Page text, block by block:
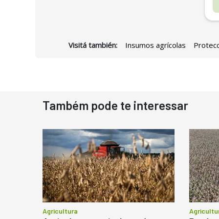
Visitá también: Insumos agrícolas
Também pode te interessar
Agricultura